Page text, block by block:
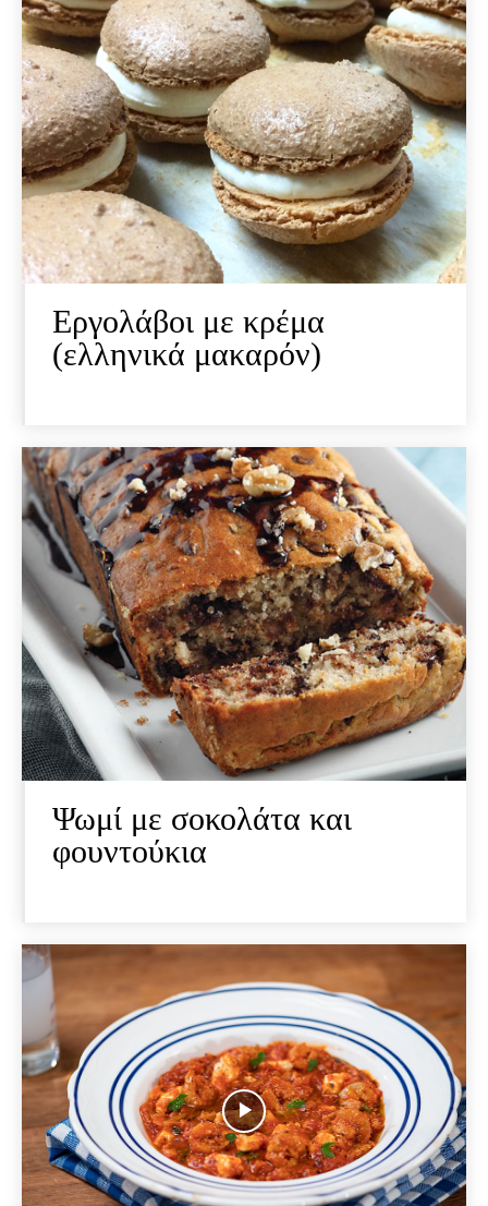
Εργολάβοι με κρέμα
(ελληνικά μακαρόν)
Ψωμί με σοκολάτα και
φουντούκια